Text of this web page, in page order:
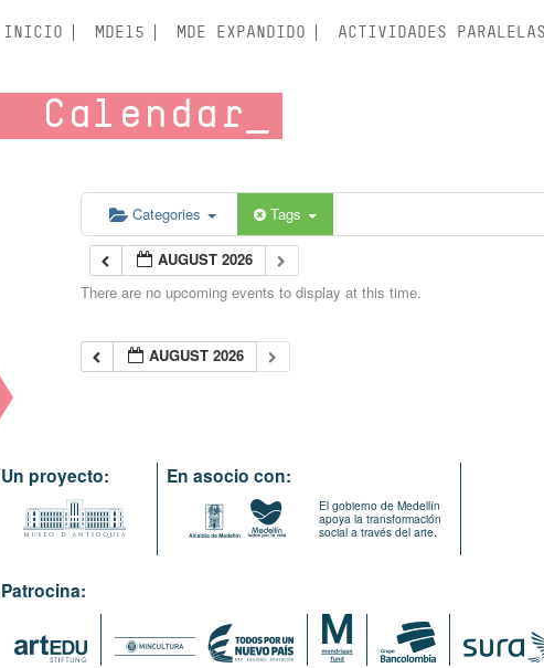
INICIO MDE15 MDE EXPANDIDO ACTIVIDADES PARALELAS
Calendar
Categories Tags
AUGUST 2026
There are no upcoming events to display at this time.
AUGUST 2026
Un proyecto: En asocio con:
El gobierno de Medellín
apoya la transformación
social a través del arte.
Patrocina: